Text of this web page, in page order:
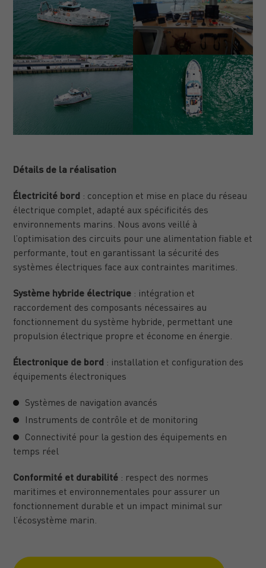
Détails de la réalisation
Électricité bord : conception et mise en place du réseau
électrique complet, adapté aux spécificités des
environnements marins. Nous avons veillé à
l’optimisation des circuits pour une alimentation fiable et
performante, tout en garantissant la sécurité des
systèmes électriques face aux contraintes maritimes.
Système hybride électrique : intégration et
raccordement des composants nécessaires au
fonctionnement du système hybride, permettant une
propulsion électrique propre et économe en énergie.
Électronique de bord : installation et configuration des
équipements électroniques
Systèmes de navigation avancés
Instruments de contrôle et de monitoring
Connectivité pour la gestion des équipements en
temps réel
Conformité et durabilité : respect des normes
maritimes et environnementales pour assurer un
fonctionnement durable et un impact minimal sur
l’écosystème marin.